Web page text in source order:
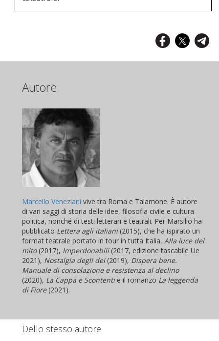
Autore
Marcello Veneziani vive tra Roma e Talamone. È autore
di vari saggi di storia delle idee, filosofia civile e cultura
politica, nonché di testi letterari e teatrali. Per Marsilio ha
pubblicato Lettera agli italiani(2015), che ha ispirato un
format teatrale portato in tour in tutta Italia, Alla luce del
mito(2017), Imperdonabili(2017, edizione tascabile Ue
2021), Nostalgia degli dei(2019), Dispera bene.
Manuale di consolazione e resistenza al declino
(2020), La Cappa e Scontenti e il romanzo La leggenda
di Fiore(2021).
Dello stesso autore